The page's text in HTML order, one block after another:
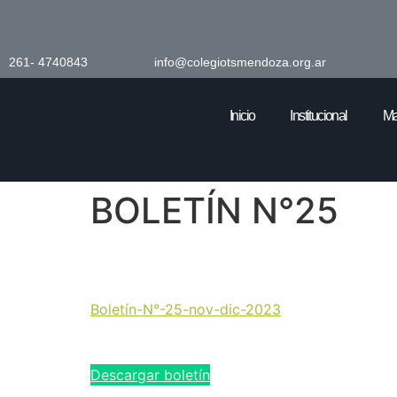
261- 4740843 info@colegiotsmendoza.org.ar
Inicio Institucional
BOLETÍN N°25
Boletín-N°-25-nov-dic-2023
Descargar boletín